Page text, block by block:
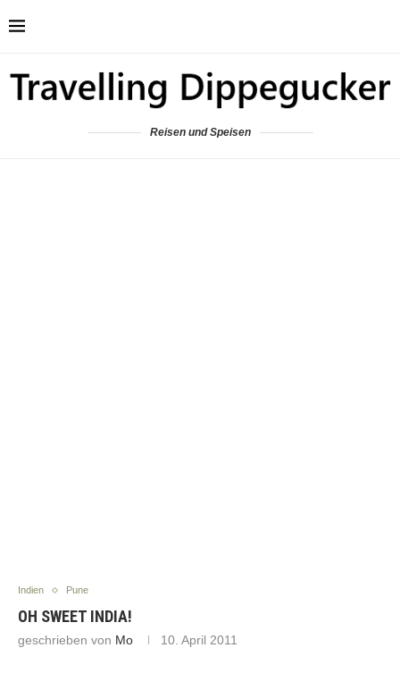
Reisen und Speisen
Indien Pune
OH SWEET INDIA!
geschrieben von Mo 10. April 2011